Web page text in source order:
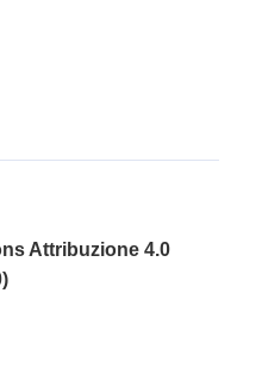
Attribuzione 4.0